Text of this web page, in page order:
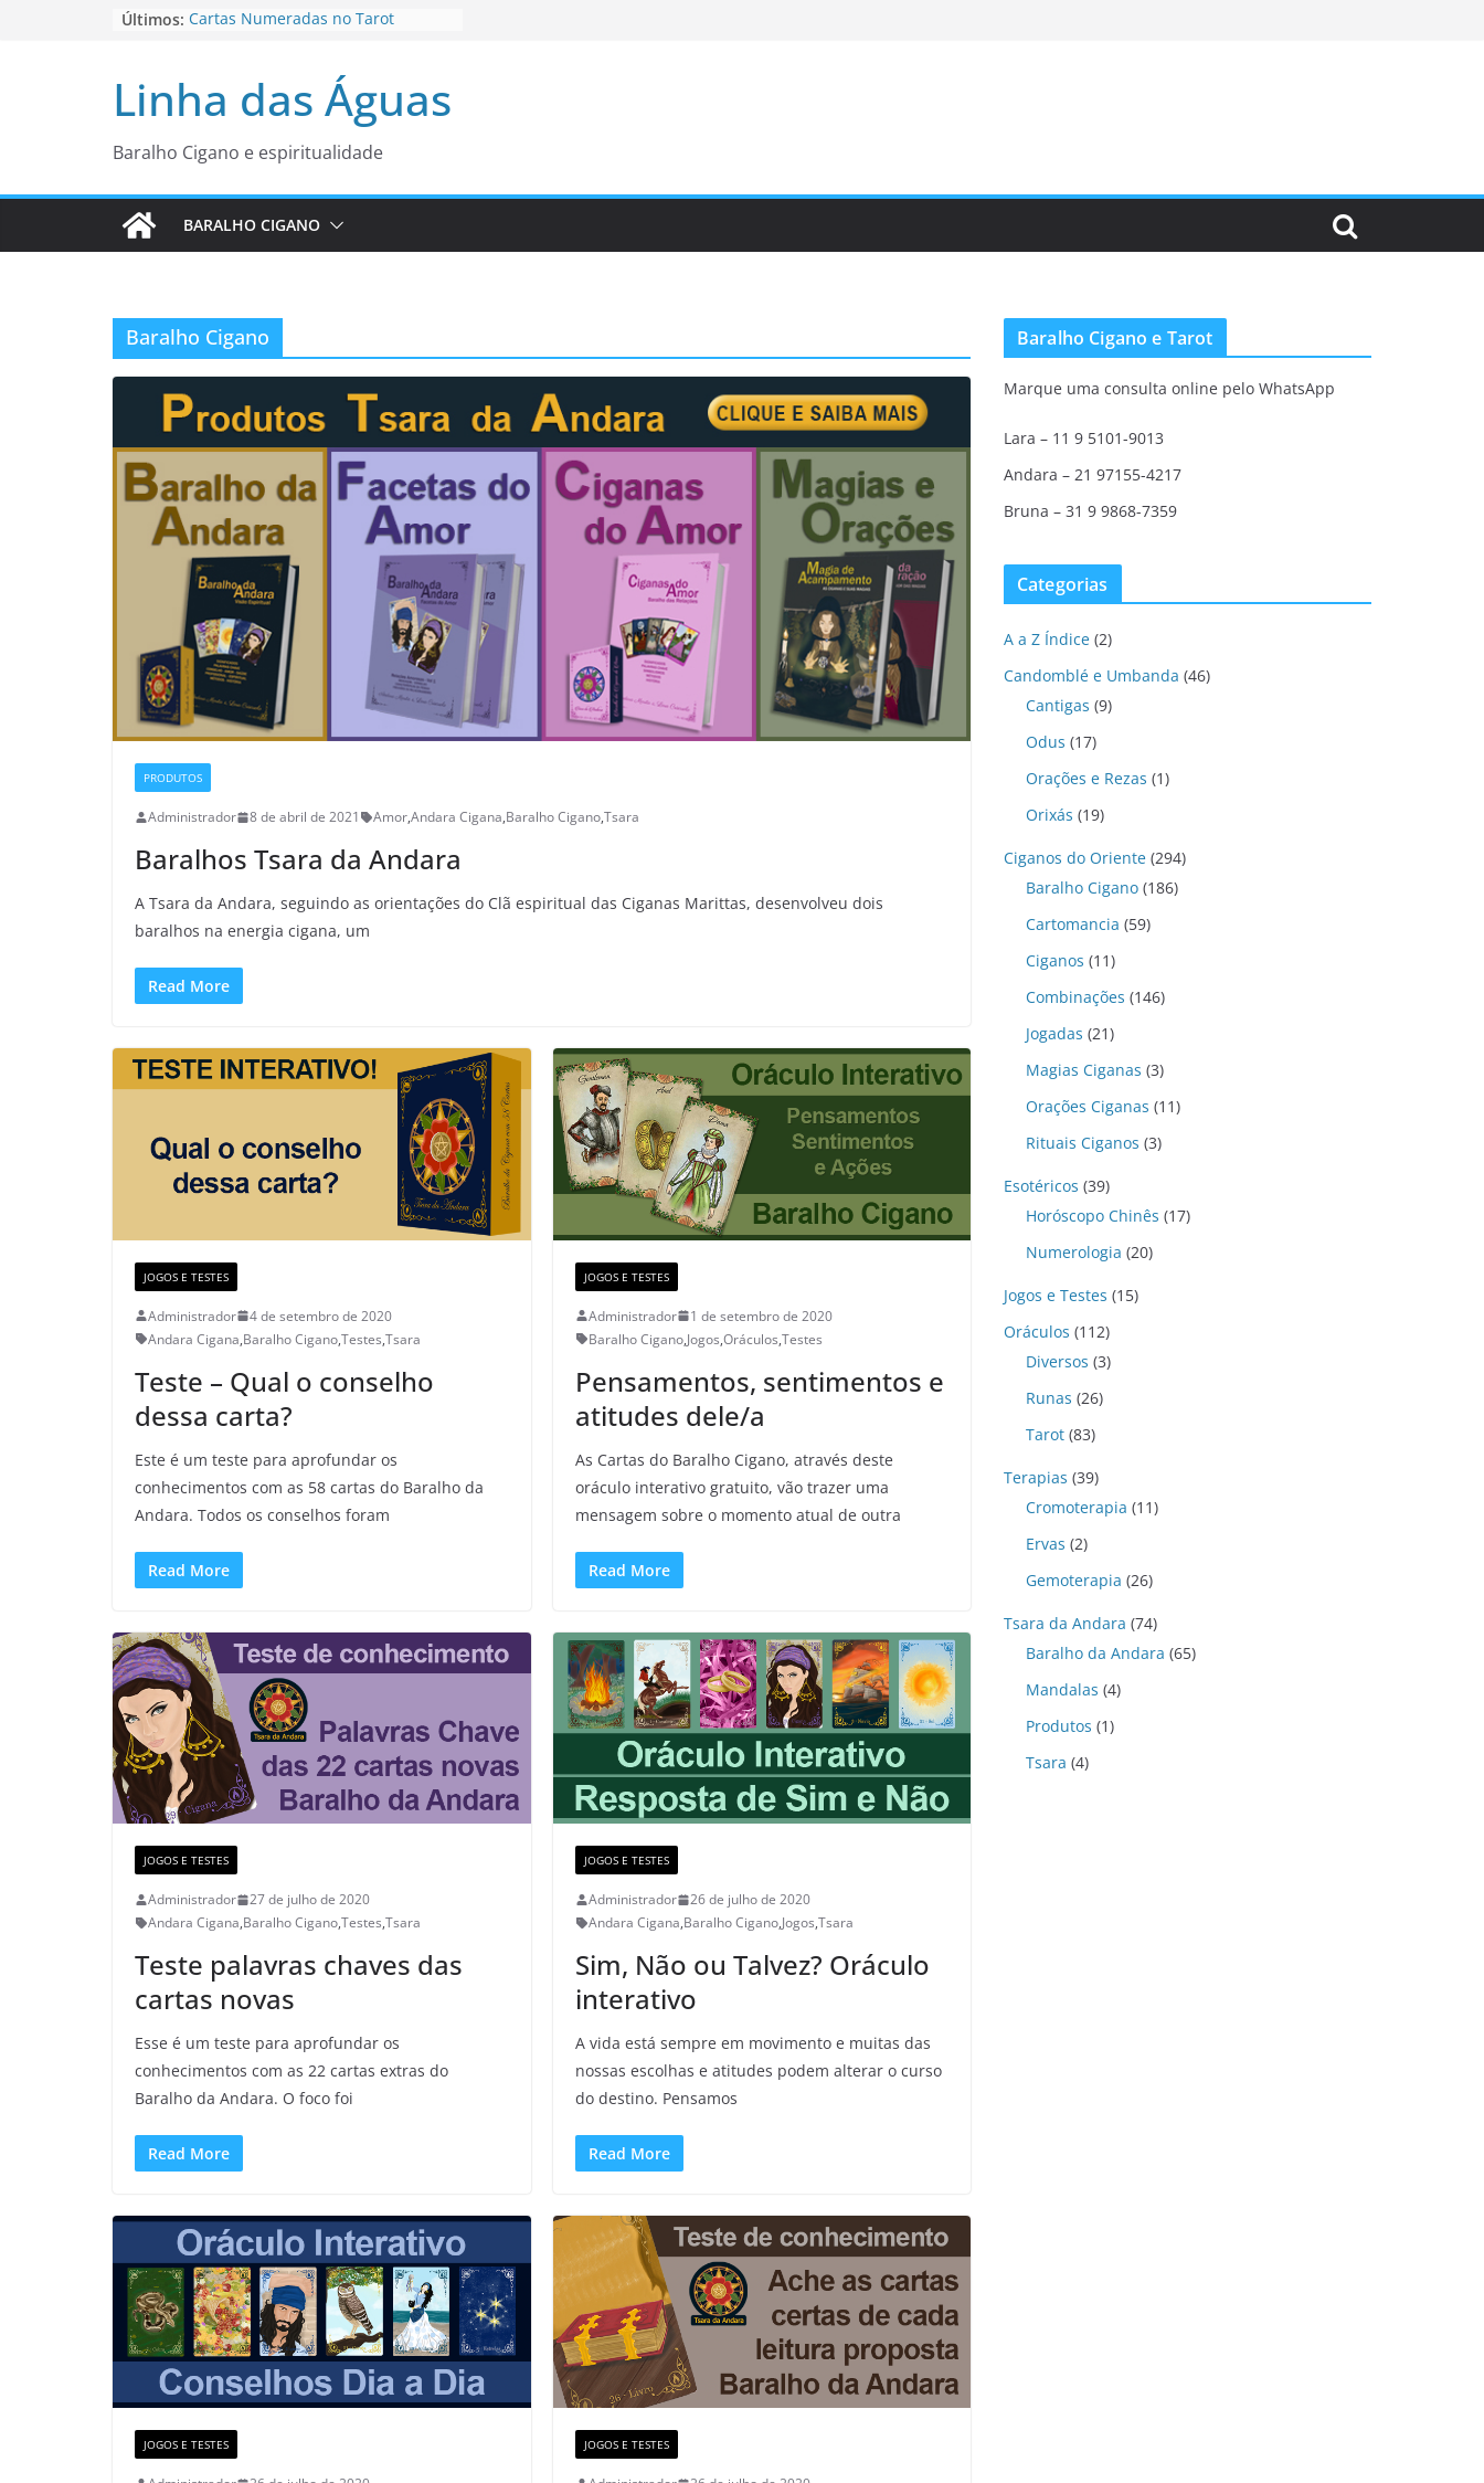
Últimos: Cartas Numeradas no Tarot
para está fase
Os Naipes no Tarot
Cartas da Corte no Tarot
Linha das Águas
Baralho Cigano e espiritualidade
BARALHO CIGANO
Baralho Cigano
PRODUTOS
Administrador 8 de abril de 2021 Amor,Andara Cigana,Baralho Cigano,Tsara
Baralhos Tsara da Andara
A Tsara da Andara, seguindo as orientações do Clã espiritual das Ciganas Marittas, desenvolveu dois
baralhos na energia cigana, um
Read More
JOGOS E TESTES
Administrador
4 de setembro de 2020
Andara Cigana,Baralho Cigano,Testes,Tsara
Teste – Qual o conselho
dessa carta?
Este é um teste para aprofundar os
conhecimentos com as 58 cartas do Baralho da
Andara. Todos os conselhos foram
Read More
JOGOS E TESTES
Administrador
1 de setembro de 2020
Baralho Cigano,Jogos,Oráculos,Testes
Pensamentos, sentimentos e
atitudes dele/a
As Cartas do Baralho Cigano, através deste
oráculo interativo gratuito, vão trazer uma
mensagem sobre o momento atual de outra
Read More
JOGOS E TESTES
Administrador
27 de julho de 2020
Andara Cigana,Baralho Cigano,Testes,Tsara
Teste palavras chaves das
cartas novas
Esse é um teste para aprofundar os
conhecimentos com as 22 cartas extras do
Baralho da Andara. O foco foi
Read More
JOGOS E TESTES
Administrador
26 de julho de 2020
Andara Cigana,Baralho Cigano,Jogos,Tsara
Sim, Não ou Talvez? Oráculo
interativo
A vida está sempre em movimento e muitas das
nossas escolhas e atitudes podem alterar o curso
do destino. Pensamos
Read More
JOGOS E TESTES JOGOS E TESTES
Baralho Cigano e Tarot
Marque uma consulta online pelo WhatsApp
Lara – 11 9 5101-9013
Andara – 21 97155-4217
Bruna – 31 9 9868-7359
Categorias
A a Z Índice (2)
Candomblé e Umbanda (46)
Cantigas (9)
Odus (17)
Orações e Rezas (1)
Orixás (19)
Ciganos do Oriente (294)
Baralho Cigano (186)
Cartomancia (59)
Ciganos (11)
Combinações (146)
Jogadas (21)
Magias Ciganas (3)
Orações Ciganas (11)
Rituais Ciganos (3)
Esotéricos (39)
Horóscopo Chinês (17)
Numerologia (20)
Jogos e Testes (15)
Oráculos (112)
Diversos (3)
Runas (26)
Tarot (83)
Terapias (39)
Cromoterapia (11)
Ervas (2)
Gemoterapia (26)
Tsara da Andara (74)
Baralho da Andara (65)
Mandalas (4)
Produtos (1)
Tsara (4)